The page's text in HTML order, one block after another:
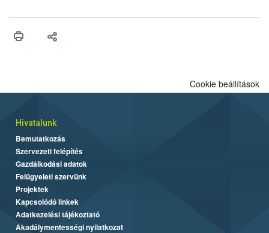
higiéniai szabályok betartása, a megfelelő hőkezelés, valamint a
biztonsági Hivatal (Nébih) Oktatási Programja összegyűjtötte a
Cookie beállítások
Hivatalunk
Bemutatkozás
Szervezeti felépítés
Gazdálkodási adatok
Felügyeleti szervünk
Projektek
Kapcsolódó linkek
Adatkezelési tájékoztató
Akadálymentességi nyilatkozat